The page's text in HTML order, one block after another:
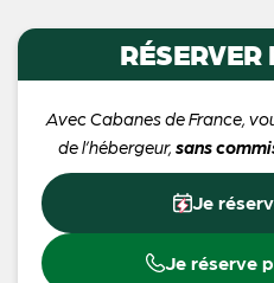
RÉSERVER
Avec Cabanes de France,
de l’hébergeur, sans
Je
Je réserve